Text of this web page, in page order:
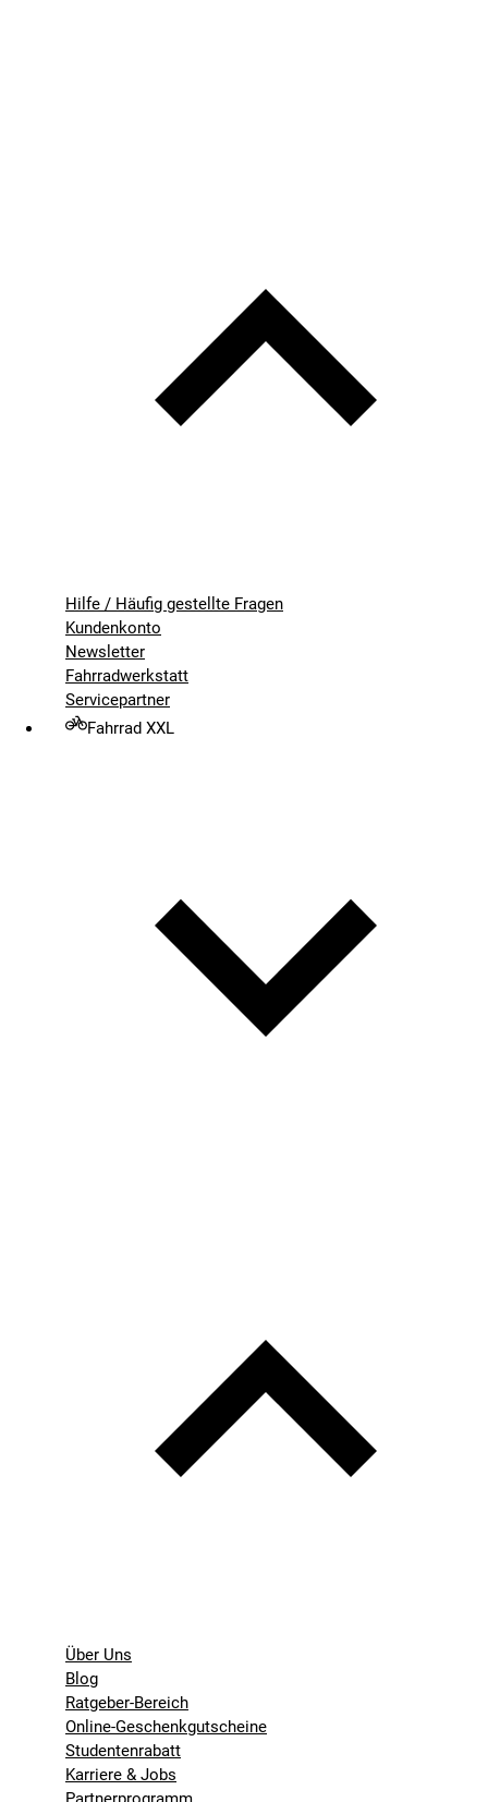
Hilfe / Häufig gestellte Fragen
Kundenkonto
Newsletter
Fahrradwerkstatt
Servicepartner
Fahrrad XXL
Über Uns
Blog
Ratgeber-Bereich
Online-Geschenkgutscheine
Studentenrabatt
Karriere & Jobs